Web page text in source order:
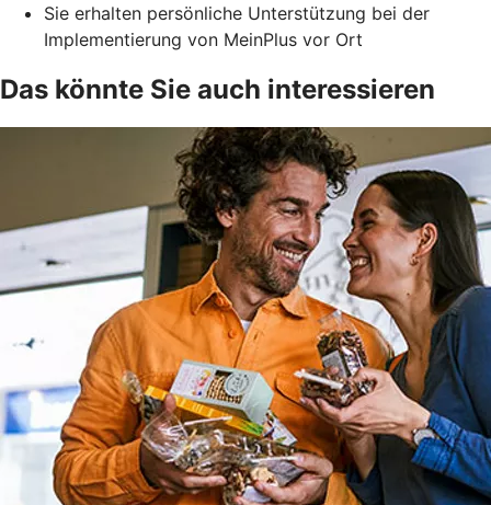
Sie erhalten persönliche Unterstützung bei der
Implementierung von MeinPlus vor Ort
Das könnte Sie auch interessieren